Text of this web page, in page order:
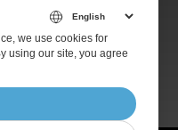
we use cookies for
using our site, you agree